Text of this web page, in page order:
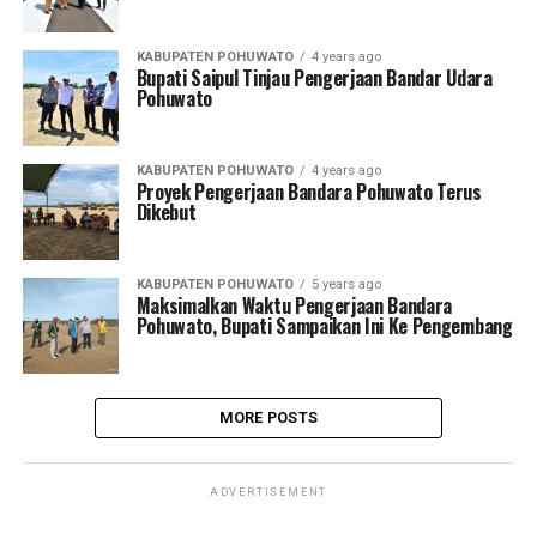
KABUPATEN POHUWATO 4 years ago
Bupati Saipul Tinjau Pengerjaan Bandar Udara
Pohuwato
KABUPATEN POHUWATO 4 years ago
Proyek Pengerjaan Bandara Pohuwato Terus
Dikebut
KABUPATEN POHUWATO 5 years ago
Maksimalkan Waktu Pengerjaan Bandara
Pohuwato, Bupati Sampaikan Ini Ke Pengembang
MORE POSTS
ADVERTISEMENT